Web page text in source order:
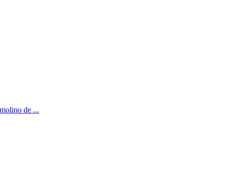
de ...